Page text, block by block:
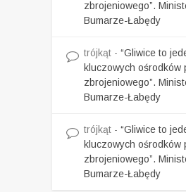
zbrojeniowego”.
Bumarze-Łabędy
trójkąt - “Gliwice to
kluczowych ośrodków
zbrojeniowego”.
Bumarze-Łabędy
trójkąt - “Gliwice to
kluczowych ośrodków
zbrojeniowego”.
Bumarze-Łabędy